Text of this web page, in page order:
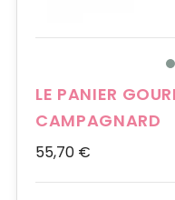
LE PANIER
CAMPAGNARD
55,70 €